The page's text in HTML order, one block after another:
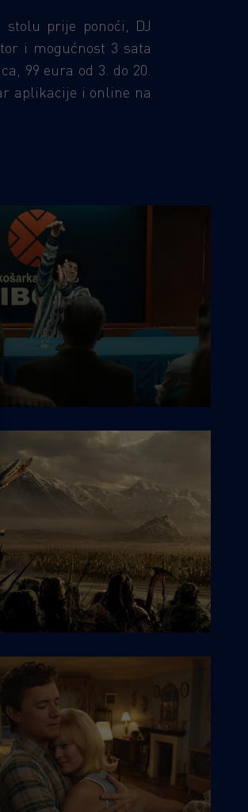
stolu prije ponoći, DJ
i mogućnost 3 sata
99 eura od 3. do 20.
aplikacije i online na